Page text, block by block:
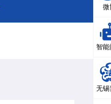
微
智能
无锡